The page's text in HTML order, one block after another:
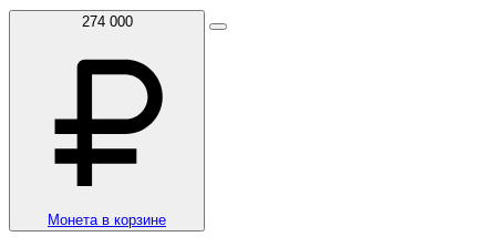
274 000
Монета в корзине